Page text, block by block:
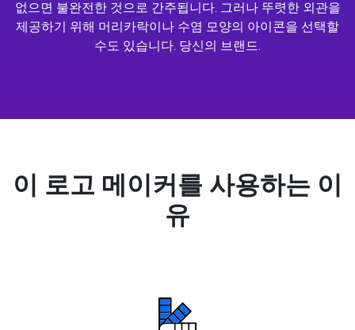
없으면 불완전한 것으로 간주됩니다. 그러나 뚜렷한 외관을
제공하기 위해 머리카락이나 수염 모양의 아이콘을 선택할
수도 있습니다. 당신의 브랜드.
이 로고 메이커를 사용하는 이
유